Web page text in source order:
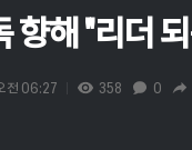
향해 "리더
전 06:27 358 0